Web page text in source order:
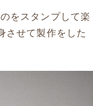
をスタンプして楽
させて製作をした